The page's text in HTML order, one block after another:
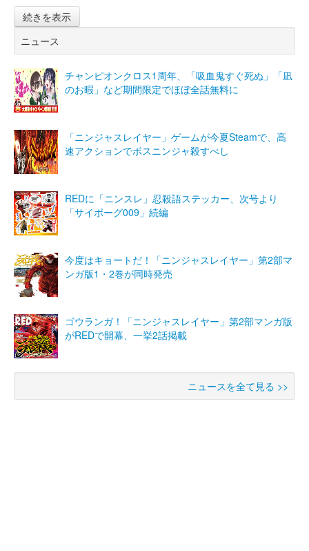
続きを表示
ニュース
チャンピオンクロス1周年、「吸血鬼すぐ死ぬ」「凪
のお暇」など期間限定でほぼ全話無料に
「ニンジャスレイヤー」ゲームが今夏Steamで、高
速アクションでボスニンジャ殺すべし
REDに「ニンスレ」忍殺語ステッカー、次号より
「サイボーグ009」続編
今度はキョートだ！「ニンジャスレイヤー」第2部マ
ンガ版1・2巻が同時発売
ゴウランガ！「ニンジャスレイヤー」第2部マンガ版
がREDで開幕、一挙2話掲載
ニュースを全て見る >>